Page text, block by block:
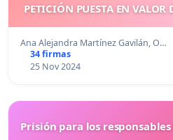
PETICIÓN PUESTA EN VALOR
Ana Alejandra Martínez Gavilán, O…
34 firmas
25 Nov 2024
Prisión para los